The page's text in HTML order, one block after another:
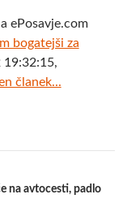
ePosavje.com
bogatejši za
članek...
na avtocesti, padlo